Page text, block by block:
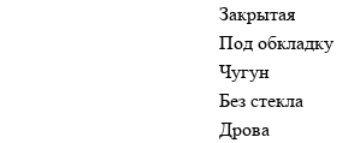
Закрытая
Под обкладку
Чугун
Без стекла
Дрова